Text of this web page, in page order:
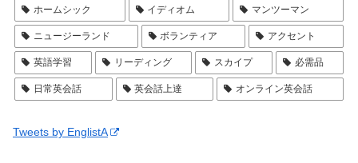
ホームシック イディオム マンツーマン
ニュージーランド ボランティア アクセント
英語学習 リーディング スカイプ 必需品
日常英会話 英会話上達 オンライン英会話
Tweets by EnglistA